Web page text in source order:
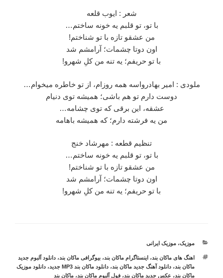
شعر : ایوب قلعه
با تو، تو قلبم یه خونه ساختم…
من عشقو تازه با تو شناختم!
اون دوتا چشمات؛ آرامشم شد
با تو حریفم؛ یه تنه من کلِ شهرو!
ملودی : امیر بهادرواسه همه روزام، از تو خاطره میخوام…
دوست دارم تو هم باشی؛ همیشه توی دنیام
عشقه، این برقی که توی چشامه…
من یه فرشته دارم؛ که همیشه باهامه
تنظیم قطعه : مهرشاد خنج
با تو، تو قلبم یه خونه ساختم…
من عشقو تازه با تو شناختم!
اون دوتا چشمات؛ آرامشم شد
با تو حریفم؛ یه تنه من کلِ شهرو!
دسته‌ها
موزیک،موزیک ایرانی
برچسب‌ها
اهنگ های ماکان بند، اینستاگرام ماکان بند،بیوگرافی ماکان بند،دانلود آلبوم جدید
ماکان بند،دانلود آهنگ جدید ماکان بند،دانلود ماکان بند MP3 جدید ،دانلود موزیک
ماکان بند، عکس جدید ماکان بند،فول آلبوم ماکان بند،ماکان بند